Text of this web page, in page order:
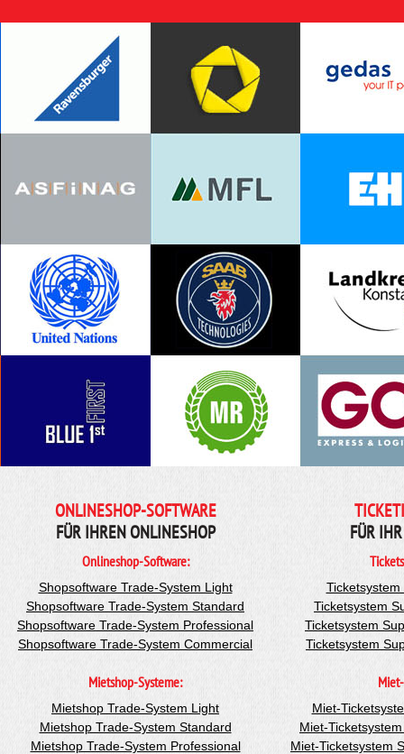
ONLINESHOP-SOFTWARE
FÜR IHREN ONLINESHOP
Onlineshop-Software:
Shopsoftware Trade-System Light
Shopsoftware Trade-System Standard
Shopsoftware Trade-System Professional
Shopsoftware Trade-System Commercial
Mietshop-Systeme:
Mietshop Trade-System Light
Mietshop Trade-System Standard
Mietshop Trade-System Professional
FÜR
Ticketsystem
Ticketsystem
Ticketsystem
Miet-
Miet-
Miet-Ticketsystem